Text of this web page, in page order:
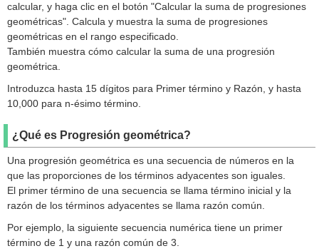
calcular, y haga clic en el botón "Calcular la suma de progresiones
geométricas". Calcula y muestra la suma de progresiones
geométricas en el rango especificado.
También muestra cómo calcular la suma de una progresión
geométrica.
Introduzca hasta 15 dígitos para Primer término y Razón, y hasta
10,000 para n-ésimo término.
¿Qué es Progresión geométrica?
Una progresión geométrica es una secuencia de números en la
que las proporciones de los términos adyacentes son iguales.
El primer término de una secuencia se llama término inicial y la
razón de los términos adyacentes se llama razón común.
Por ejemplo, la siguiente secuencia numérica tiene un primer
término de 1 y una razón común de 3.